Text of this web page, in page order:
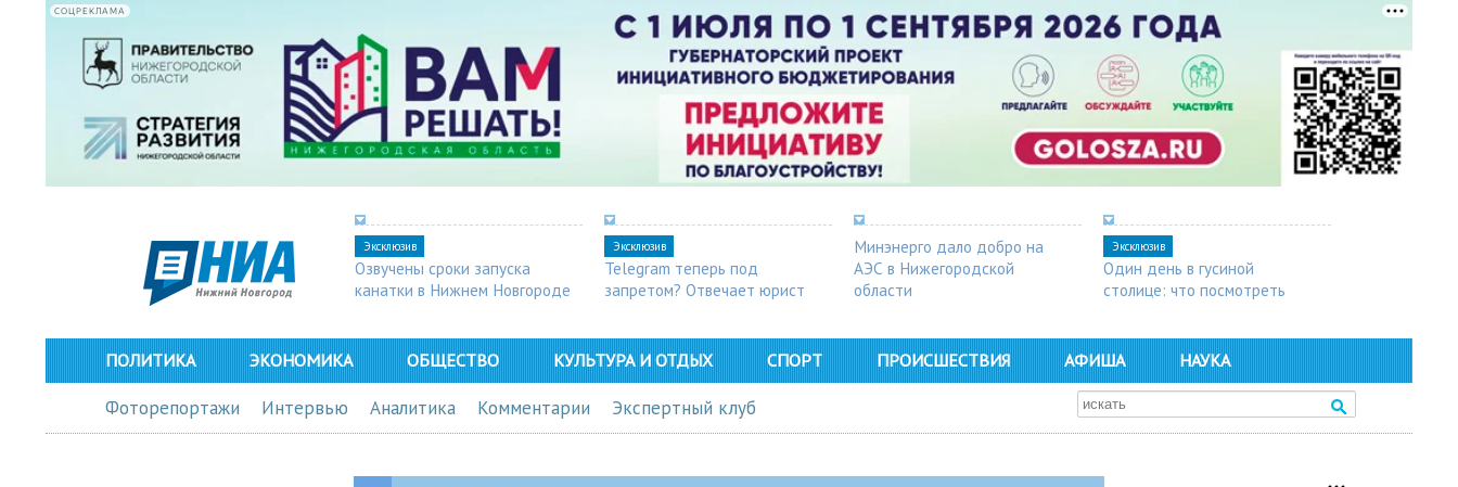
СОЦРЕКЛАМА
Эксклюзив
Озвучены сроки запуска
канатки в Нижнем Новгороде
Эксклюзив
Telegram теперь под
запретом? Отвечает юрист
Минэнерго дало добро на
АЭС в Нижегородской
области
Эксклюзив
Один день в гусиной
столице: что посмотреть
ПОЛИТИКА ЭКОНОМИКА ОБЩЕСТВО КУЛЬТУРА И ОТДЫХ СПОРТ ПРОИСШЕСТВИЯ АФИША НАУКА
Фоторепортажи Интервью Аналитика Комментарии Экспертный клуб